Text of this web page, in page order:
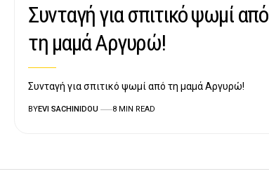
Συνταγή για σπιτικό ψωμί από
τη μαμά Αργυρώ!
Συνταγή για σπιτικό ψωμί από τη μαμά Αργυρώ!
BYEVI SACHINIDOU 8 MIN READ